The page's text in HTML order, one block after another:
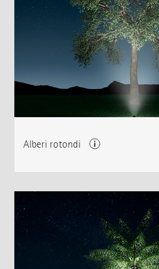
Alberi rotondi